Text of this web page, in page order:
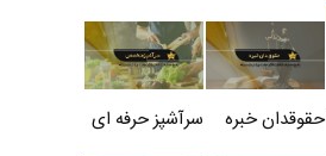
حقوقدان خبره سرآشپز حرفه ای